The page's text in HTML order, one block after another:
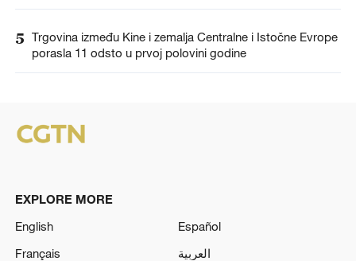
5 Trgovina između Kine i zemalja Centralne i Istočne Evrope
porasla 11 odsto u prvoj polovini godine
EXPLORE MORE
English
Español
Français
العربية